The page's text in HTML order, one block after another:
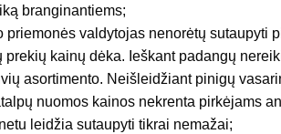
branginantiems;
priemonės valdytojas nenorėtų
prekių kainų dėka. Ieškant padangų
asortimento. Neišleidžiant pinigų
nuomos kainos nekrenta pirkėjams
leidžia sutaupyti tikrai nemažai;